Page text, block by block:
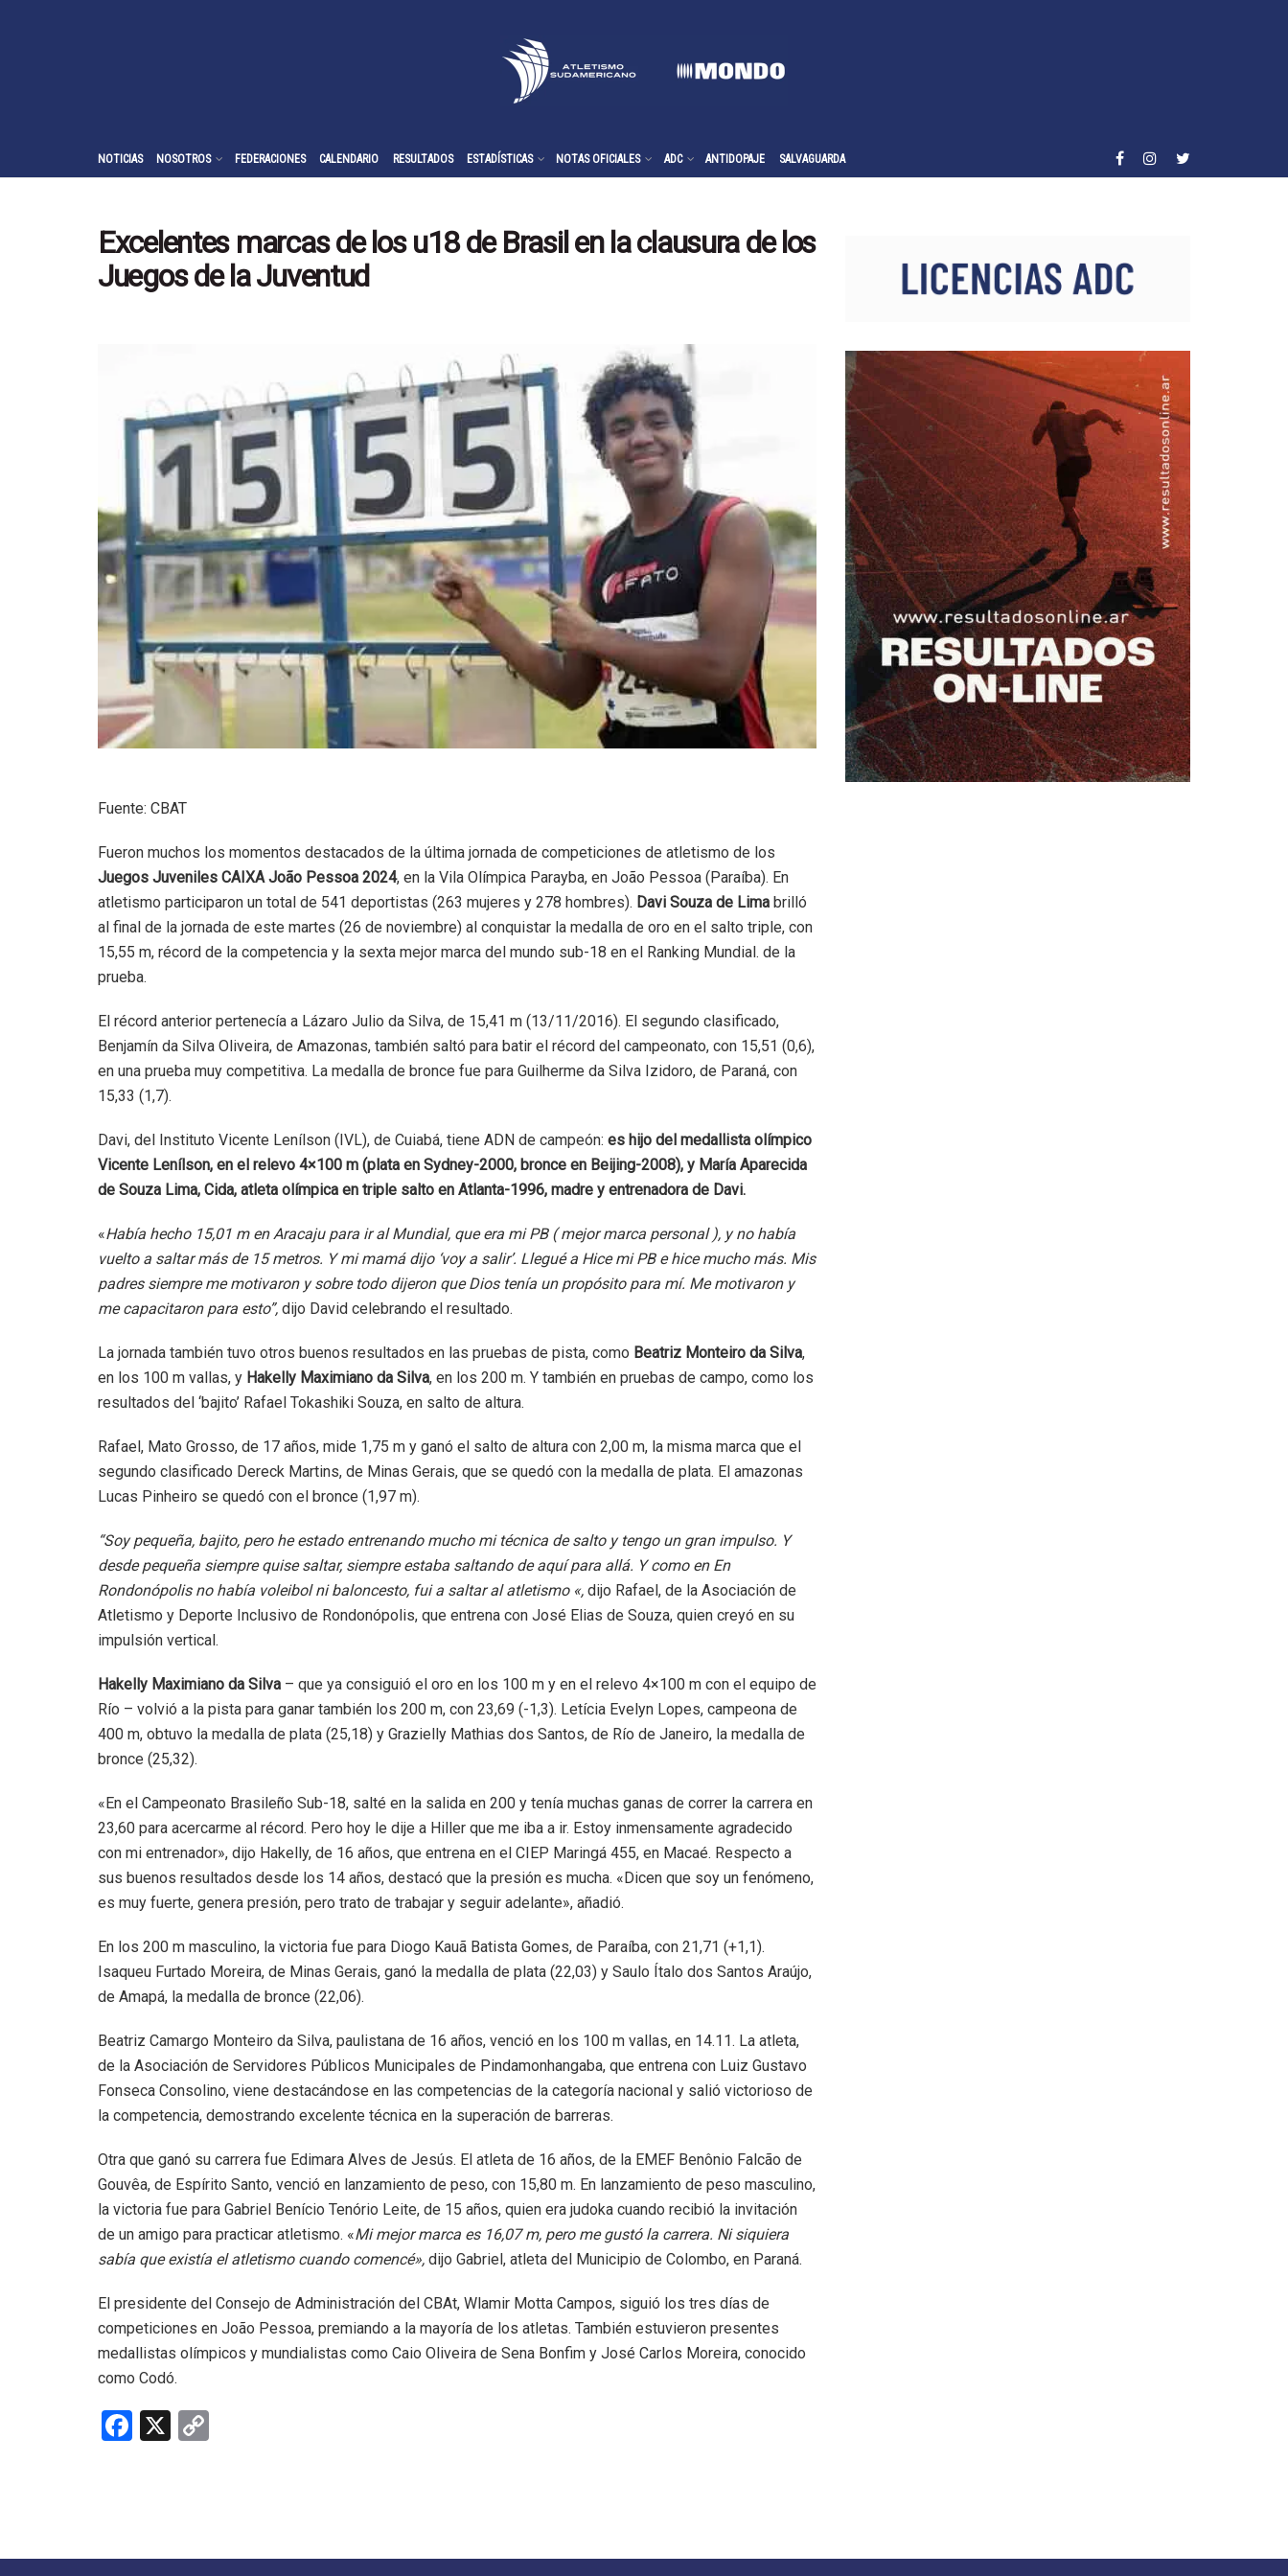
NOTICIAS NOSOTROS FEDERACIONES CALENDARIO RESULTADOS ESTADÍSTICAS NOTAS OFICIALES ADC ANTIDOPAJE SALVAGUARDA
Excelentes marcas de los u18 de Brasil en la clausura de los
Juegos de la Juventud
Fuente: CBAT
Fueron muchos los momentos destacados de la última jornada de competiciones de atletismo de los
Juegos Juveniles CAIXA João Pessoa 2024, en la Vila Olímpica Parayba, en João Pessoa (Paraíba). En
atletismo participaron un total de 541 deportistas (263 mujeres y 278 hombres). Davi Souza de Lima brilló
al final de la jornada de este martes (26 de noviembre) al conquistar la medalla de oro en el salto triple, con
15,55 m, récord de la competencia y la sexta mejor marca del mundo sub-18 en el Ranking Mundial. de la
prueba.
El récord anterior pertenecía a Lázaro Julio da Silva, de 15,41 m (13/11/2016). El segundo clasificado,
Benjamín da Silva Oliveira, de Amazonas, también saltó para batir el récord del campeonato, con 15,51 (0,6),
en una prueba muy competitiva. La medalla de bronce fue para Guilherme da Silva Izidoro, de Paraná, con
15,33 (1,7).
Davi, del Instituto Vicente Lenílson (IVL), de Cuiabá, tiene ADN de campeón: es hijo del medallista olímpico
Vicente Lenílson, en el relevo 4×100 m (plata en Sydney-2000, bronce en Beijing-2008), y María Aparecida
de Souza Lima, Cida, atleta olímpica en triple salto en Atlanta-1996, madre y entrenadora de Davi.
«Había hecho 15,01 m en Aracaju para ir al Mundial, que era mi PB ( mejor marca personal ), y no había
vuelto a saltar más de 15 metros. Y mi mamá dijo ‘voy a salir’. Llegué a Hice mi PB e hice mucho más. Mis
padres siempre me motivaron y sobre todo dijeron que Dios tenía un propósito para mí. Me motivaron y
me capacitaron para esto”, dijo David celebrando el resultado.
La jornada también tuvo otros buenos resultados en las pruebas de pista, como Beatriz Monteiro da Silva,
en los 100 m vallas, y Hakelly Maximiano da Silva, en los 200 m. Y también en pruebas de campo, como los
resultados del ‘bajito’ Rafael Tokashiki Souza, en salto de altura.
Rafael, Mato Grosso, de 17 años, mide 1,75 m y ganó el salto de altura con 2,00 m, la misma marca que el
segundo clasificado Dereck Martins, de Minas Gerais, que se quedó con la medalla de plata. El amazonas
Lucas Pinheiro se quedó con el bronce (1,97 m).
“Soy pequeña, bajito, pero he estado entrenando mucho mi técnica de salto y tengo un gran impulso. Y
desde pequeña siempre quise saltar, siempre estaba saltando de aquí para allá. Y como en En
Rondonópolis no había voleibol ni baloncesto, fui a saltar al atletismo «, dijo Rafael, de la Asociación de
Atletismo y Deporte Inclusivo de Rondonópolis, que entrena con José Elias de Souza, quien creyó en su
impulsión vertical.
Hakelly Maximiano da Silva – que ya consiguió el oro en los 100 m y en el relevo 4×100 m con el equipo de
Río – volvió a la pista para ganar también los 200 m, con 23,69 (-1,3). Letícia Evelyn Lopes, campeona de
400 m, obtuvo la medalla de plata (25,18) y Grazielly Mathias dos Santos, de Río de Janeiro, la medalla de
bronce (25,32).
«En el Campeonato Brasileño Sub-18, salté en la salida en 200 y tenía muchas ganas de correr la carrera en
23,60 para acercarme al récord. Pero hoy le dije a Hiller que me iba a ir. Estoy inmensamente agradecido
con mi entrenador», dijo Hakelly, de 16 años, que entrena en el CIEP Maringá 455, en Macaé. Respecto a
sus buenos resultados desde los 14 años, destacó que la presión es mucha. «Dicen que soy un fenómeno,
es muy fuerte, genera presión, pero trato de trabajar y seguir adelante», añadió.
En los 200 m masculino, la victoria fue para Diogo Kauã Batista Gomes, de Paraíba, con 21,71 (+1,1).
Isaqueu Furtado Moreira, de Minas Gerais, ganó la medalla de plata (22,03) y Saulo Ítalo dos Santos Araújo,
de Amapá, la medalla de bronce (22,06).
Beatriz Camargo Monteiro da Silva, paulistana de 16 años, venció en los 100 m vallas, en 14.11. La atleta,
de la Asociación de Servidores Públicos Municipales de Pindamonhangaba, que entrena con Luiz Gustavo
Fonseca Consolino, viene destacándose en las competencias de la categoría nacional y salió victorioso de
la competencia, demostrando excelente técnica en la superación de barreras.
Otra que ganó su carrera fue Edimara Alves de Jesús. El atleta de 16 años, de la EMEF Benônio Falcão de
Gouvêa, de Espírito Santo, venció en lanzamiento de peso, con 15,80 m. En lanzamiento de peso masculino,
la victoria fue para Gabriel Benício Tenório Leite, de 15 años, quien era judoka cuando recibió la invitación
de un amigo para practicar atletismo. «Mi mejor marca es 16,07 m, pero me gustó la carrera. Ni siquiera
sabía que existía el atletismo cuando comencé», dijo Gabriel, atleta del Municipio de Colombo, en Paraná.
El presidente del Consejo de Administración del CBAt, Wlamir Motta Campos, siguió los tres días de
competiciones en João Pessoa, premiando a la mayoría de los atletas. También estuvieron presentes
medallistas olímpicos y mundialistas como Caio Oliveira de Sena Bonfim y José Carlos Moreira, conocido
como Codó.
F
X